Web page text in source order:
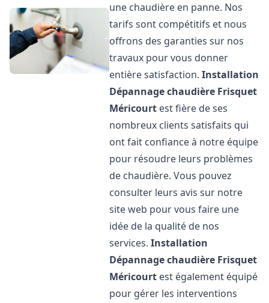
une chaudière en panne. Nos
tarifs sont compétitifs et nous
offrons des garanties sur nos
travaux pour vous donner
entière satisfaction.Installation
Dépannage chaudière Frisquet
Méricourt est fière de ses
nombreux clients satisfaits qui
ont fait confiance à notre équipe
pour résoudre leurs problèmes
de chaudière. Vous pouvez
consulter leurs avis sur notre
site web pour vous faire une
idée de la qualité de nos
services.Installation
Dépannage chaudière Frisquet
Méricourt est également équipé
pour gérer les interventions